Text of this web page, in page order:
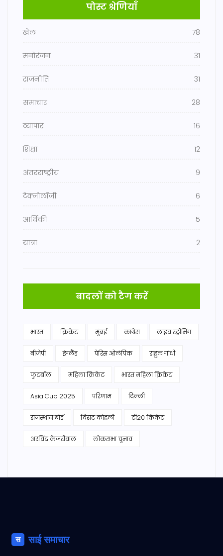
पोस्ट श्रेणियाँ
खेल 78
मनोरंजन 31
राजनीति 31
समाचार 28
व्यापार 16
शिक्षा 12
अंतरराष्ट्रीय 9
टेक्नोलॉजी 6
आर्थिकी 5
यात्रा 2
बादलों को टैग करें
भारत क्रिकेट मुंबई कांग्रेस लाइव स्ट्रीमिंग
बीजेपी इंग्लैंड पेरिस ओलंपिक राहुल गांधी
फुटबॉल महिला क्रिकेट भारत महिला क्रिकेट
Asia Cup 2025 परिणाम दिल्ली
राजस्थान बोर्ड विराट कोहली टी20 क्रिकेट
अरविंद केजरीवाल लोकसभा चुनाव